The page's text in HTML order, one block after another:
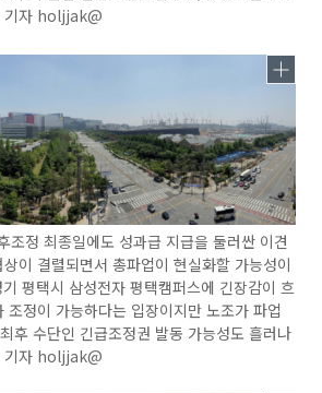
기자 holjjak@
정 최종일에도 성과급 지급을 둘러싼 이견
이 결렬되면서 총파업이 현실화할 가능성이
평택시 삼성전자 평택캠퍼스에 긴장감이 흐
조정이 가능하다는 입장이지만 노조가 파업
후 수단인 긴급조정권 발동 가능성도 흘러나
기자 holjjak@